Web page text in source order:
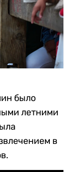
было
летними
в